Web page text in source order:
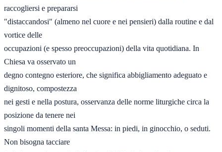
raccogliersi e prepararsi
"distaccandosi" (almeno nel cuore e nei pensieri) dalla routine e dal
vortice delle
occupazioni (e spesso preoccupazioni) della vita quotidiana. In
Chiesa va osservato un
degno contegno esteriore, che significa abbigliamento adeguato e
dignitoso, compostezza
nei gesti e nella postura, osservanza delle norme liturgiche circa la
posizione da tenere nei
singoli momenti della santa Messa: in piedi, in ginocchio, o seduti.
Non bisogna tacciare